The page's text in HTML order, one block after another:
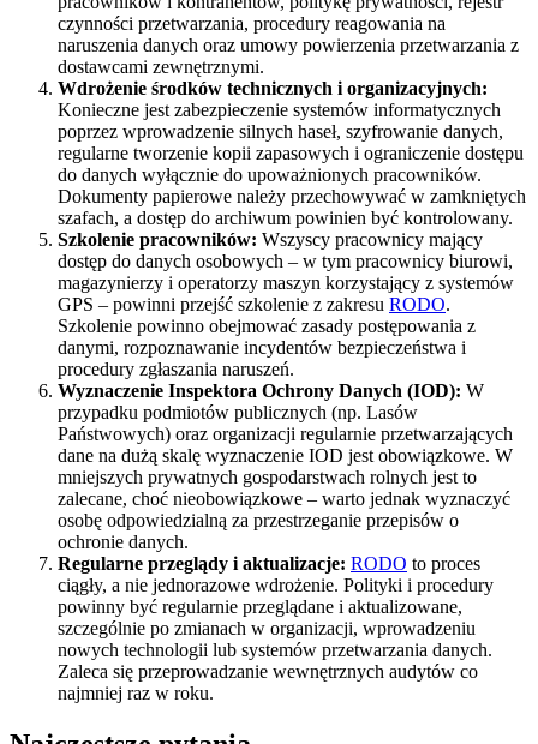
czynności przetwarzania, procedury reagowania na
naruszenia danych oraz umowy powierzenia przetwarzania z
dostawcami zewnętrznymi.
Wdrożenie środków technicznych i organizacyjnych:
Konieczne jest zabezpieczenie systemów informatycznych
poprzez wprowadzenie silnych haseł, szyfrowanie danych,
regularne tworzenie kopii zapasowych i ograniczenie dostępu
do danych wyłącznie do upoważnionych pracowników.
Dokumenty papierowe należy przechowywać w zamkniętych
szafach, a dostęp do archiwum powinien być kontrolowany.
Szkolenie pracowników: Wszyscy pracownicy mający
dostęp do danych osobowych – w tym pracownicy biurowi,
magazynierzy i operatorzy maszyn korzystający z systemów
GPS – powinni przejść szkolenie z zakresu RODO.
Szkolenie powinno obejmować zasady postępowania z
danymi, rozpoznawanie incydentów bezpieczeństwa i
procedury zgłaszania naruszeń.
Wyznaczenie Inspektora Ochrony Danych (IOD): W
przypadku podmiotów publicznych (np. Lasów
Państwowych) oraz organizacji regularnie przetwarzających
dane na dużą skalę wyznaczenie IOD jest obowiązkowe. W
mniejszych prywatnych gospodarstwach rolnych jest to
zalecane, choć nieobowiązkowe – warto jednak wyznaczyć
osobę odpowiedzialną za przestrzeganie przepisów o
ochronie danych.
Regularne przeglądy i aktualizacje: RODO to proces
ciągły, a nie jednorazowe wdrożenie. Polityki i procedury
powinny być regularnie przeglądane i aktualizowane,
szczególnie po zmianach w organizacji, wprowadzeniu
nowych technologii lub systemów przetwarzania danych.
Zaleca się przeprowadzanie wewnętrznych audytów co
najmniej raz w roku.